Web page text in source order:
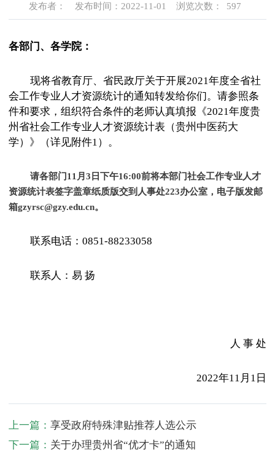
发布者： 发布时间：2022-11-01 浏览次数： 597
各部门、各学院：
现将省教育厅、省民政厅关于开展2021年度全省社
会工作专业人才资源统计的通知转发给你们。请参照条
件和要求，组织符合条件的老师认真填报《2021年度贵
州省社会工作专业人才资源统计表（贵州中医药大
学）》（详见附件1）。
请各部门11月3日下午16:00前将本部门社会工作专业人才
资源统计表签字盖章纸质版交到人事处223办公室，电子版发邮
箱gzyrsc@gzy.edu.cn。
联系电话：0851-88233058
联系人：易 扬
人 事 处
2022年11月1日
上一篇：享受政府特殊津贴推荐人选公示
下一篇： 关于办理贵州省“优才卡”的通知